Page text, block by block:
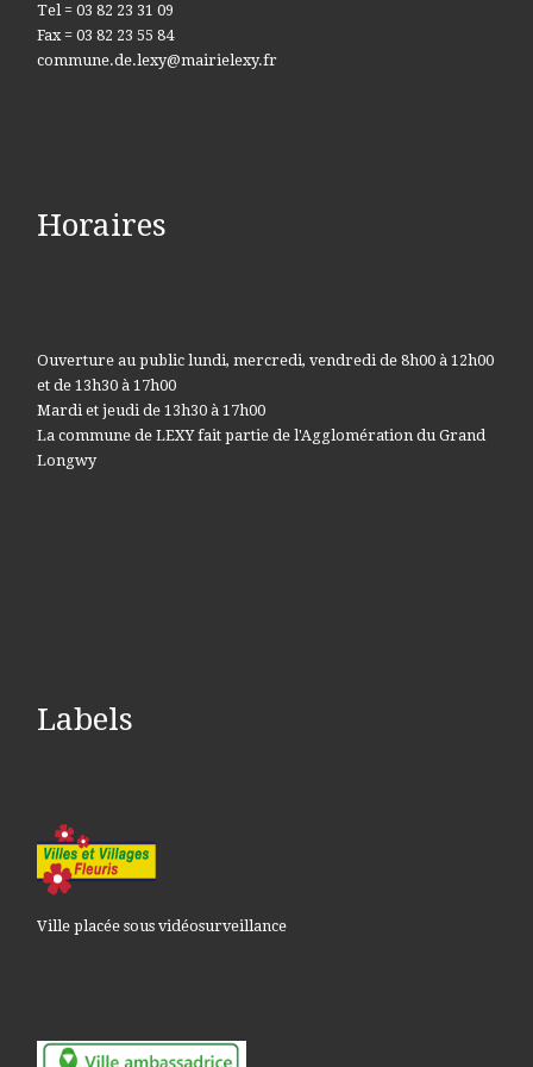
Tel = 03 82 23 31 09
Fax = 03 82 23 55 84
commune.de.lexy@mairielexy.fr
Horaires
Ouverture au public lundi, mercredi, vendredi de 8h00 à 12h00
et de 13h30 à 17h00
Mardi et jeudi de 13h30 à 17h00
La commune de LEXY fait partie de l'Agglomération du Grand
Longwy
Labels
Ville placée sous vidéosurveillance